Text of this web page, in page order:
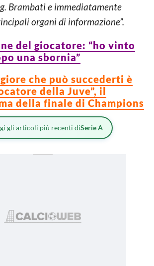
Brambati e immediatamente
organi di informazione”.
del giocatore: “ho vinto
una sbornia”
che può succederti è
della Juve”, il
della finale di Champions
gli articoli più recenti diSerie A